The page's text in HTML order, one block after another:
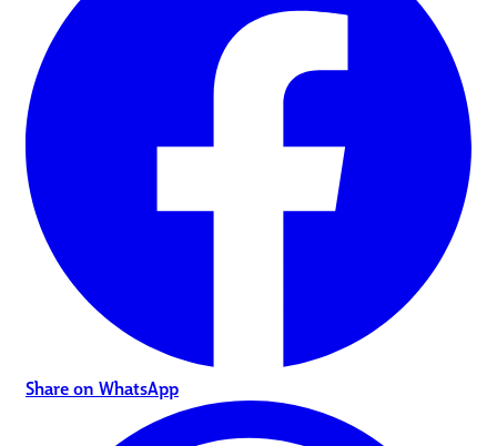
Share on WhatsApp